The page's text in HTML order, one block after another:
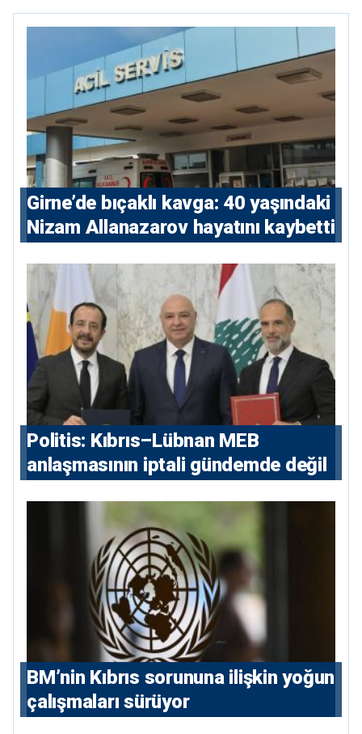
Girne’de bıçaklı kavga: 40 yaşındaki
Nizam Allanazarov hayatını kaybetti
Politis: Kıbrıs–Lübnan MEB
anlaşmasının iptali gündemde değil
BM’nin Kıbrıs sorununa ilişkin yoğun
çalışmaları sürüyor